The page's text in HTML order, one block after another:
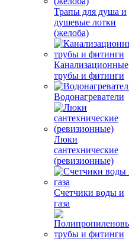
Трапы для душа и
душевые лотки
(желоба)
Канализационные
трубы и фитинги
Водонагреватели
Люки
сантехнические
(ревизионные)
Счетчики воды и
газа